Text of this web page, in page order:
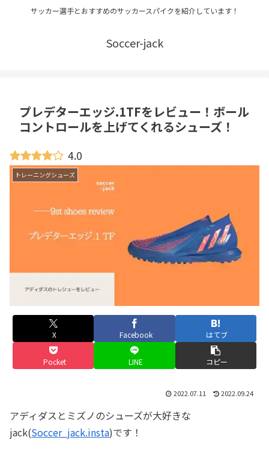
サッカー選手とおすすめのサッカースパイクを紹介しています！
Soccer-jack
プレデターエッジ.1TFをレビュー！ボール
コントロールを上げてくれるシューズ！
4.0
トレーニングシューズ
X Facebook はてブ
Pocket LINE コピー
2022.07.11 2022.09.24
アディダスとミズノのシューズが大好きな
jack(Soccer_jack.insta)です！